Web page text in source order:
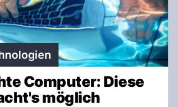
Computer: Diese
möglich